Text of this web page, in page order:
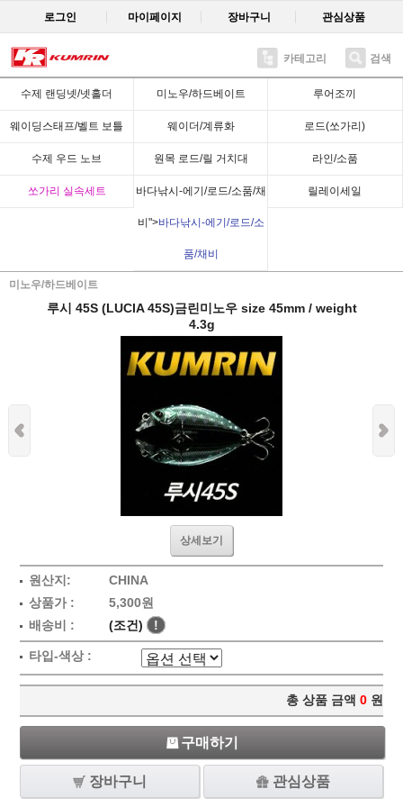
로그인 마이페이지 장바구니 관심상품
카테고리 검색
수제 랜딩넷/넷홀더 미노우/하드베이트 루어조끼
웨이딩스태프/벨트 보틀 웨이더/계류화 로드(쏘가리)
수제 우드 노브 원목 로드/릴 거치대 라인/소품
쏘가리 실속세트 바다낚시-에기/로드/소품/채
비">바다낚시-에기/로드/소
품/채비
릴레이세일
미노우/하드베이트
Recent
루시 45S (LUCIA 45S)금린미노우 size 45mm / weight
4.3g
상세보기
원산지:
CHINA
상품가 :
5,300원
배송비 :
(조건) !
타입-색상 :
총 상품 금액 0 원
구매하기
장바구니 관심상품